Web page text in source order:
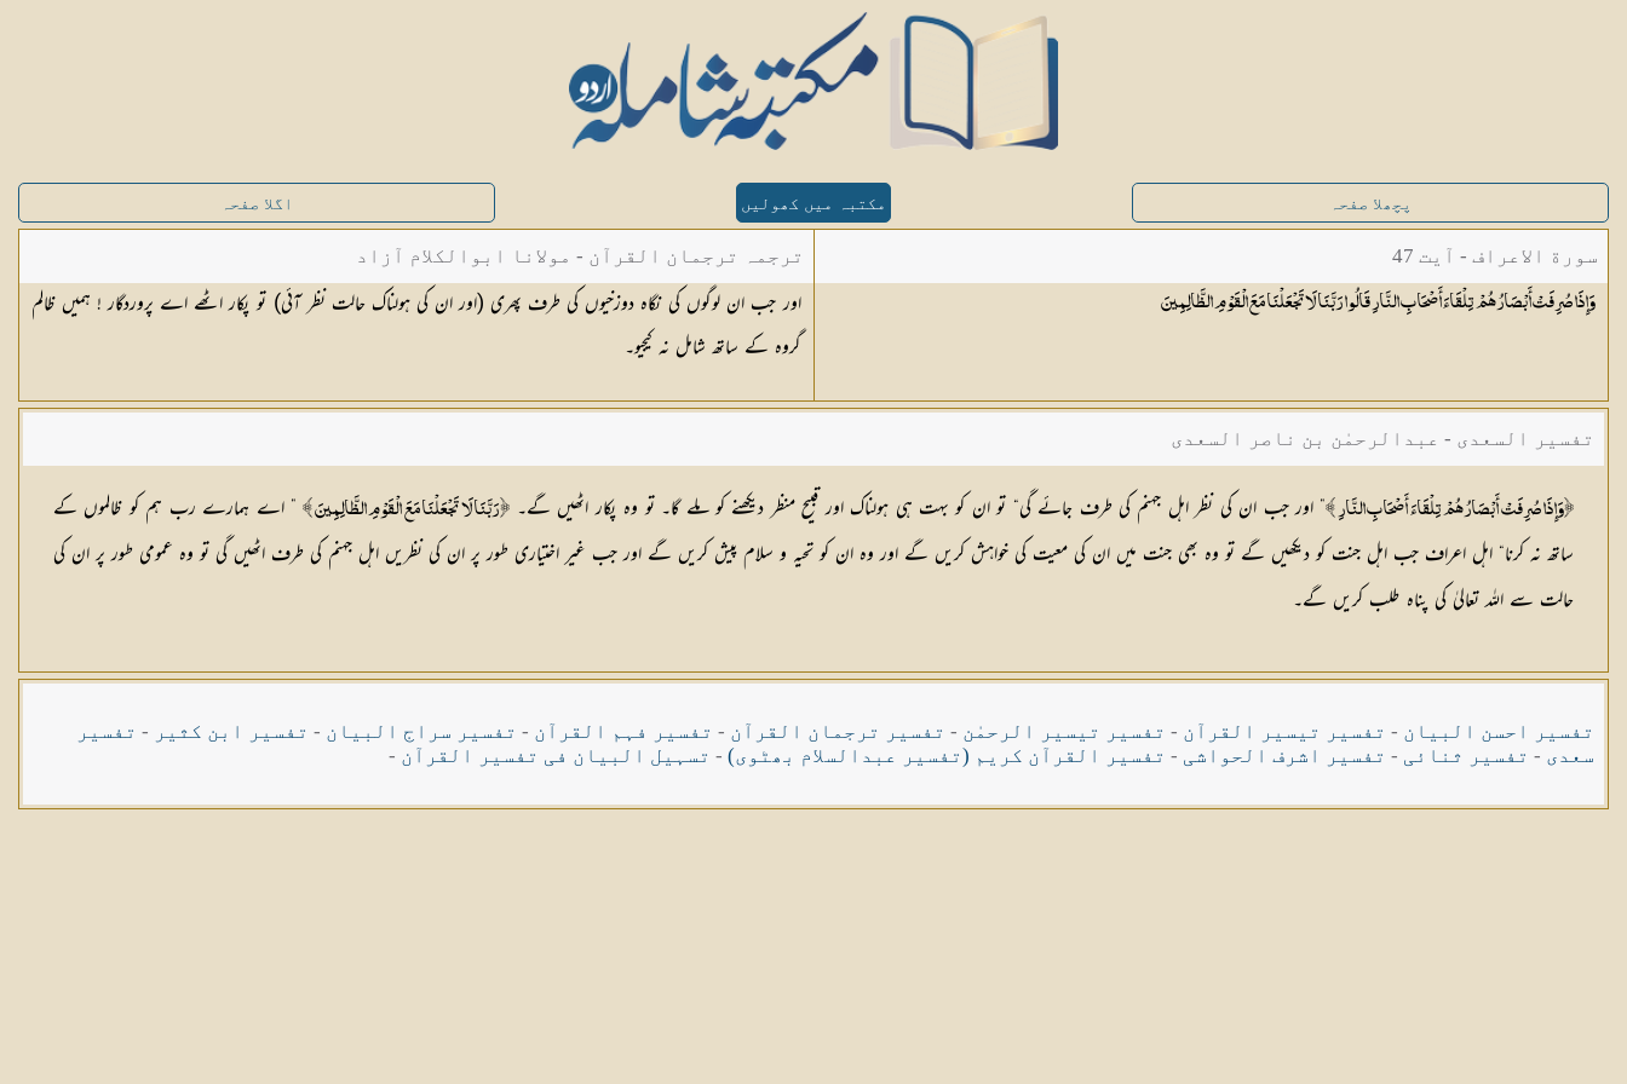
پچھلا صفحہ مکتبہ میں کھولیں اگلا صفحہ
سورة الاعراف - آیت 47
وَإِذَا صُرِفَتْ أَبْصَارُهُمْ تِلْقَاءَ أَصْحَابِ النَّارِ قَالُوا رَبَّنَا لَا تَجْعَلْنَا مَعَ الْقَوْمِالظَّالِمِينَ
ترجمہ ترجمان القرآن - مولانا ابوالکلام آزاد
اور جب ان لوگوں کی نگاہ دوزخیوں کی طرف پھری (اور ان کی ہولناک حالت نظر آئی) تو پکار اٹھے اے پروردگار ! ہمیں ظالم
گروہ کے ساتھ شامل نہ کیجیو۔
تفسیر السعدی - عبدالرحمٰن بن ناصر السعدی
﴿وَإِذَا صُرِفَتْ أَبْصَارُهُمْ تِلْقَاءَ أَصْحَابِ النَّارِ ﴾” اور جب ان کی نظر اہل جہنم کی طرف جائے گی“ تو ان کو بہت ہی ہولناک اور قبیح منظر دیکھنے کو ملے گا۔ تو وہ پکار اٹھیں گے۔ ﴿ رَبَّنَا لَا تَجْعَلْنَا مَعَ الْقَوْمِ الظَّالِمِينَ ﴾” اے ہمارے رب ہم کو ظالموں کے
ساتھ نہ کرنا“ اہل اعراف جب اہل جنت کو دیکھیں گے تو وہ بھی جنت میں ان کی معیت کی خواہش کریں گے اور وہ ان کو تحیہ و سلام پیش کریں گے اور جب غیر اختیاری طور پر ان کی نظریں اہل جہنم کی طرف اٹھیں گی تو وہ عمومی طور پر ان کی
حالت سے اللہ تعالیٰ کی پناہ طلب کریں گے۔
تفسیر احسن البیان - تفسیر تیسیر القرآن - تفسیر تیسیر الرحمٰن - تفسیر ترجمان القرآن - تفسیر فہم القرآن - تفسیر سراج البیان - تفسیر ابن کثیر - تفسیر
سعدی - تفسیر ثنائی - تفسیر اشرف الحواشی - تفسیر القرآن کریم (تفسیر عبدالسلام بھٹوی) - تسہیل البیان فی تفسیر القرآن -